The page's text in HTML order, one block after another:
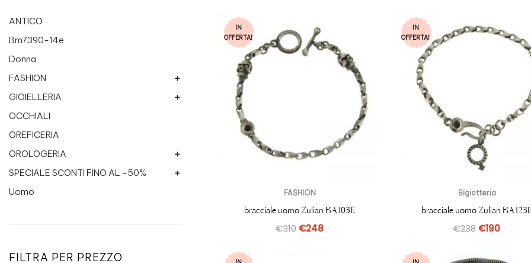
IN
OFFERTA!
FASHION
bracciale uomo Zulian BA103E
€310 €248
IN
OFFERTA!
Bigiotteria
bracciale uomo Zulian
€238 €190
ANTICO
Bm7390-14e
Donna
FASHION
Breil Jewels
Collanine colorate
Etnico
Miluna
Recarlo Fresh
Roma 1947
GIOIELLERIA
Chimento
Philo Milano
Recarlo
OCCHIALI
OREFICERIA
OROLOGERIA
Altri marchi
BREIL
SPECIALE SCONTI FINO AL -50%
Bigiotteria
Uomo
FILTRA PER PREZZO